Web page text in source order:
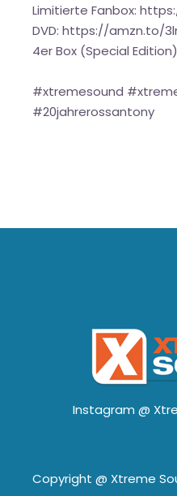
Limitierte Fanbox:
DVD:https://amzn.to/
4er Box (Special
#xtremesound
#20jahrerossantony
Instagram @
Copyright @ Xtreme